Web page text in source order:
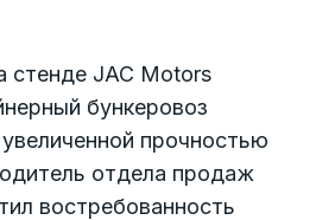
стенде JAC Motors
бункеровоз
прочностью
отдела продаж
востребованность